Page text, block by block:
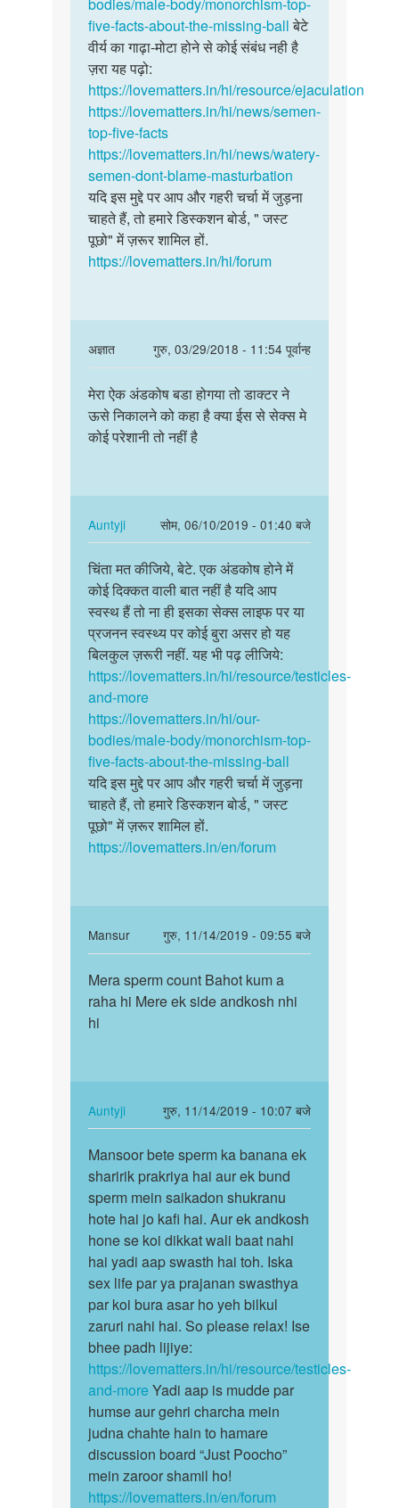
five-facts-about-the-missing-ballबेटे
वीर्य का गाढ़ा-मोटा होने से कोई संबंध नही है
ज़रा यह पढ़ो:
https://lovematters.in/hi/resource/ejaculation
https://lovematters.in/hi/news/semen-
top-five-facts
https://lovematters.in/hi/news/watery-
semen-dont-blame-masturbation
यदि इस मुद्दे पर आप और गहरी चर्चा में जुड़ना
चाहते हैं, तो हमारे डिस्कशन बोर्ड, " जस्ट
पूछो" में ज़रूर शामिल हों.
https://lovematters.in/hi/forum
अज्ञात
गुरु, 03/29/2018 - 11:54 पूर्वान्ह
In
reply
to
चिंता
मत
एक…
by
Auntyji
मेरा
ऐक
अंडकोष
तो…
मेरा ऐक अंडकोष बडा होगया तो डाक्टर ने
ऊसे निकालने को कहा है क्या ईस से सेक्स मे
कोई परेशानी तो नहीं है
Auntyji
सोम, 06/10/2019 - 01:40 बजे
In
reply
to
मेरा
ऐक
अंडकोष
बडा
होगया
तो…
by
अज्ञात
चिंता
मत
कीजिये,
बेटे.
एक…
चिंता मत कीजिये, बेटे. एक अंडकोष होने में
कोई दिक्कत वाली बात नहीं है यदि आप
स्वस्थ हैं तो ना ही इसका सेक्स लाइफ पर या
प्रजनन स्वस्थ्य पर कोई बुरा असर हो यह
बिलकुल ज़रूरी नहीं. यह भी पढ़ लीजिये:
https://lovematters.in/hi/resource/testicles-
and-more
https://lovematters.in/hi/our-
bodies/male-body/monorchism-top-
five-facts-about-the-missing-ball
यदि इस मुद्दे पर आप और गहरी चर्चा में जुड़ना
चाहते हैं, तो हमारे डिस्कशन बोर्ड, " जस्ट
पूछो" में ज़रूर शामिल हों.
https://lovematters.in/en/forum
Mansur
गुरु, 11/14/2019 - 09:55 बजे
In
reply
to
चिंता
एक…
Auntyji
Mera
sperm
count
a…
Mera sperm count Bahot kum a
raha hi Mere ek side andkosh nhi
hi
Auntyji
गुरु, 11/14/2019 - 10:07 बजे
In
reply
to
Mera
sperm
count
Bahot
kum
a…
by
Mansur
Mansoor
bete
sperm
ka
banana…
Mansoor bete sperm ka banana ek
sharirik prakriya hai aur ek bund
sperm mein saikadon shukranu
hote hai jo kafi hai. Aur ek andkosh
hone se koi dikkat wali baat nahi
hai yadi aap swasth hai toh. Iska
sex life par ya prajanan swasthya
par koi bura asar ho yeh bilkul
zaruri nahi hai. So please relax! Ise
bhee padh lijiye:
https://lovematters.in/hi/resource/testicles-
and-more Yadi aap is mudde par
humse aur gehri charcha mein
judna chahte hain to hamare
discussion board “Just Poocho”
mein zaroor shamil ho!
https://lovematters.in/en/forum